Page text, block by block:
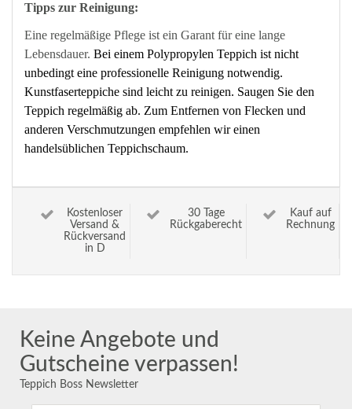
Tipps zur Reinigung:
Eine regelmäßige Pflege ist ein Garant für eine lange
Lebensdauer. Bei einem Polypropylen Teppich ist nicht
unbedingt eine professionelle Reinigung notwendig.
Kunstfaserteppiche sind leicht zu reinigen. Saugen Sie den
Teppich regelmäßig ab. Zum Entfernen von Flecken und
anderen Verschmutzungen empfehlen wir einen
handelsüblichen Teppichschaum.
Kostenloser
Versand &
Rückversand
in D
30 Tage
Rückgaberecht
Kauf auf
Rechnung
Keine Angebote und
Gutscheine verpassen!
Teppich Boss Newsletter